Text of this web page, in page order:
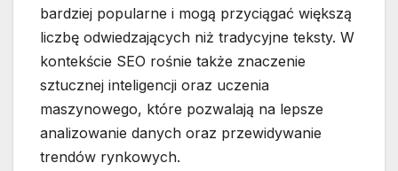
bardziej popularne i mogą przyciągać większą
liczbę odwiedzających niż tradycyjne teksty. W
kontekście SEO rośnie także znaczenie
sztucznej inteligencji oraz uczenia
maszynowego, które pozwalają na lepsze
analizowanie danych oraz przewidywanie
trendów rynkowych.